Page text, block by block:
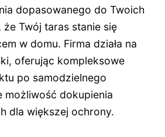
dopasowanego do Twoich
Twój taras stanie się
w domu. Firma działa na
oferując kompleksowe
po samodzielnego
możliwość dokupienia
dla większej ochrony.